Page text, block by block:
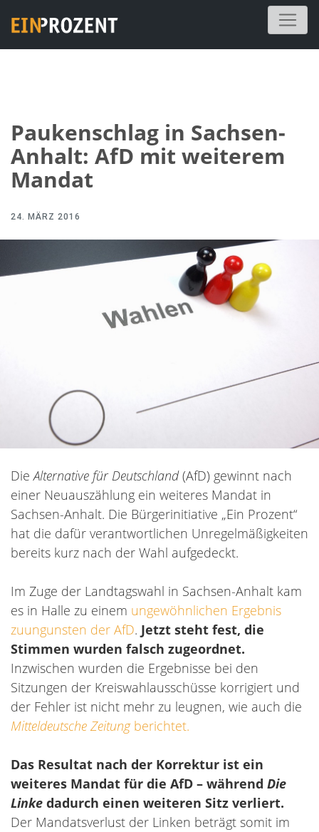
Paukenschlag in Sachsen-
Anhalt: AfD mit weiterem
Mandat
24. MÄRZ 2016
DieAlternative für Deutschland(AfD) gewinnt nach
einer Neuauszählung ein weiteres Mandat in
Sachsen-Anhalt. Die Bürgerinitiative „Ein Prozent“
hat die dafür verantwortlichen Unregelmäßigkeiten
bereits kurz nach der Wahl aufgedeckt.
Im Zuge der Landtagswahl in Sachsen-Anhalt kam
es in Halle zu einem ungewöhnlichen Ergebnis
zuungunsten der AfD. Jetzt steht fest, die
Stimmen wurden falsch zugeordnet.
Inzwischen wurden die Ergebnisse bei den
Sitzungen der Kreiswahlausschüsse korrigiert und
der Fehler ist nicht mehr zu leugnen, wie auch die
Mitteldeutsche Zeitungberichtet.
Das Resultat nach der Korrektur ist ein
weiteres Mandat für die AfD – während Die
Linke dadurch einen weiteren Sitz verliert.
Der Mandatsverlust der Linken beträgt somit im